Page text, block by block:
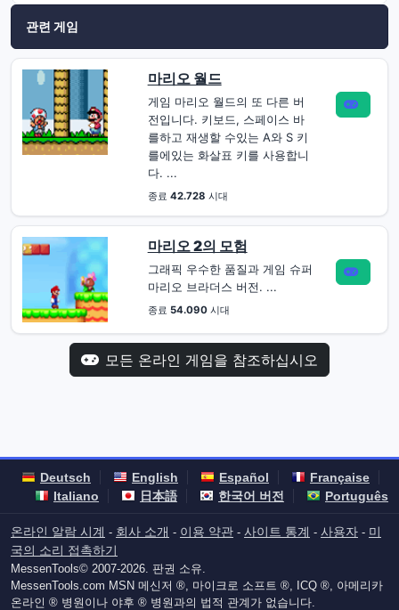
관련 게임
마리오 월드
게임 마리오 월드의 또 다른 버
전입니다. 키보드, 스페이스 바
를하고 재생할 수있는 A와 S 키
를에있는 화살표 키를 사용합니
다. ...
종료 42.728 시대
마리오 2의 모험
그래픽 우수한 품질과 게임 슈퍼
마리오 브라더스 버전. ...
종료 54.090시대
모든 온라인 게임을 참조하십시오
Deutsch English Español
Française
Italiano
日本語 한국어 버전 Português
온라인 알람 시계 - 회사 소개 - 이용 약관 - 사이트 통계 - 사용자 - 미
국의 소리 접촉하기
MessenTools© 2007-2026. 판권 소유.
MessenTools.com MSN 메신저 ®, 마이크로 소프트 ®, ICQ ®, 아메리카
온라인 ® 병원이나 야후 ® 병원과의 법적 관계가 없습니다.